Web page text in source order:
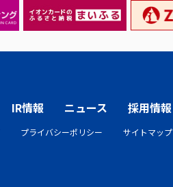
IR情報 ニュース 採用情報
プライバシーポリシー サイトマップ